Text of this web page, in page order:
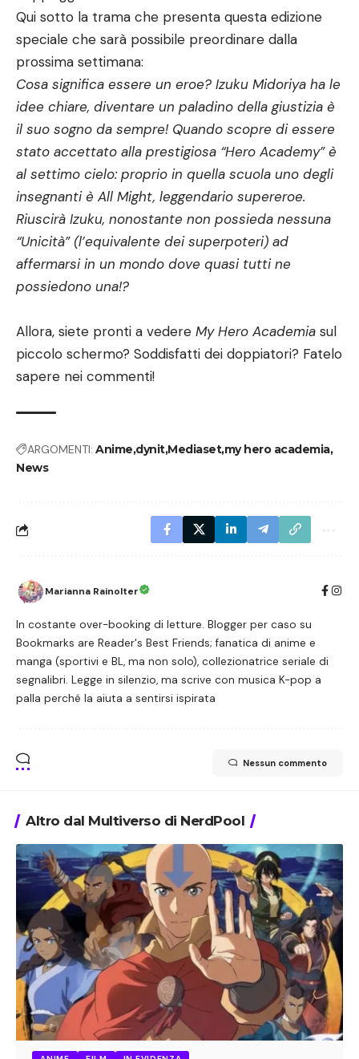
Qui sotto la trama che presenta questa edizione
speciale che sarà possibile preordinare dalla
prossima settimana:
Cosa significa essere un eroe? Izuku Midoriya ha le
idee chiare, diventare un paladino della giustizia è
il suo sogno da sempre! Quando scopre di essere
stato accettato alla prestigiosa “Hero Academy” è
al settimo cielo: proprio in quella scuola uno degli
insegnanti è All Might, leggendario supereroe.
Riuscirà Izuku, nonostante non possieda nessuna
“Unicità” (l’equivalente dei superpoteri) ad
affermarsi in un mondo dove quasi tutti ne
possiedono una!?
Allora, siete pronti a vedere My Hero Academia sul
piccolo schermo? Soddisfatti dei doppiatori? Fatelo
sapere nei commenti!
ARGOMENTI: Anime dynitMediasetmy hero academia
News
Marianna Rainolter
In costante over-booking di letture. Blogger per caso su
Bookmarks are Reader's Best Friends; fanatica di anime e
manga (sportivi e BL, ma non solo), collezionatrice seriale di
segnalibri. Legge in silenzio, ma scrive con musica K-pop a
palla perché la aiuta a sentirsi ispirata
Nessun commento
Altro dal Multiverso di NerdPool